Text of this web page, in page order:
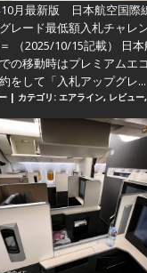
月最新版 日本航空国際
レード最低額入札チャレ
（2025/10/15記載） 日
の移動時はプレミアムエ
をして「入札アップグレ...
| カテゴリ: エアライン, レビュー,